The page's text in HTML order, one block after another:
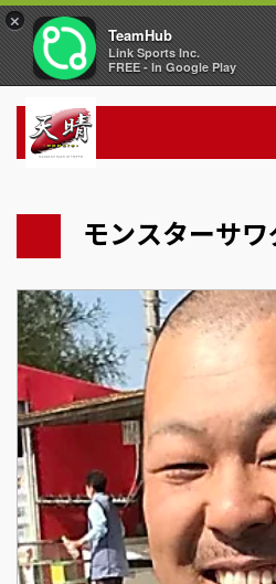
モンスターサ
×
TeamHub
Link Sports Inc.
FREE - In Google Play